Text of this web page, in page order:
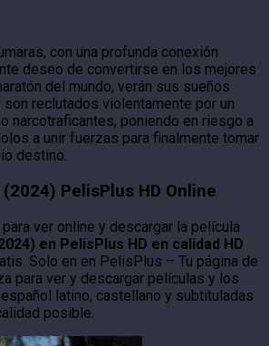
con una profunda conexión
deseo de convertirse en los mejores
del mundo, verán sus sueños
reclutados violentamente por un
narcotraficantes, poniendo en riesgo a
a unir fuerzas para finalmente tomar
destino.
PelisPlus HD Online
ver online y descargar la película
en PelisPlus HD en calidad HD
Solo en en PelisPlus – Tu página de
para ver y descargar películas y los
latino, castellano y subtituladas
posible.